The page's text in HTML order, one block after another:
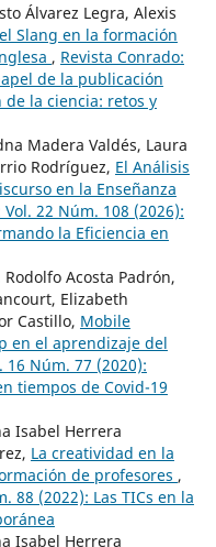
Álvarez Legra, Alexis
Slang en la formación
, Revista Conrado:
de la publicación
la ciencia: retos y
Madera Valdés, Laura
Rodríguez, El Análisis
en la Enseñanza
22 Núm. 108 (2026):
la Eficiencia en
Acosta Padrón,
Elizabeth
Castillo, Mobile
en el aprendizaje del
16 Núm. 77 (2020):
tiempos de Covid-19
Isabel Herrera
La creatividad en la
de profesores ,
88 (2022): Las TICs en la
Isabel Herrera